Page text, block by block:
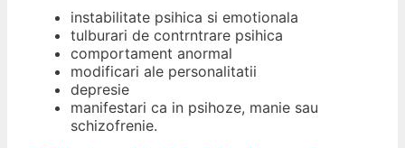
instabilitate psihica si emotionala
tulburari de contrntrare psihica
comportament anormal
modificari ale personalitatii
depresie
manifestari ca in psihoze, manie sau
schizofrenie.